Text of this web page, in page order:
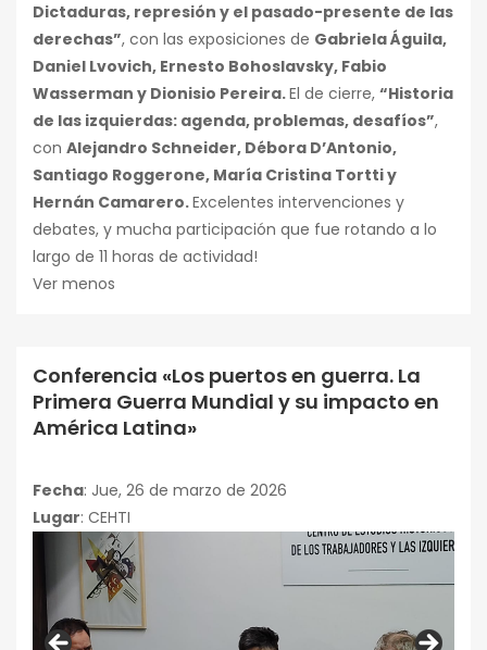
Dictaduras, represión y el pasado-presente de las
derechas”, con las exposiciones de Gabriela Águila,
Daniel Lvovich, Ernesto Bohoslavsky, Fabio
Wasserman y Dionisio Pereira.El de cierre, “Historia
de las izquierdas: agenda, problemas, desafíos”,
con Alejandro Schneider, Débora D’Antonio,
Santiago Roggerone, María Cristina Tortti y
Hernán Camarero.Excelentes intervenciones y
debates, y mucha participación que fue rotando a lo
largo de 11 horas de actividad!
Ver menos
Conferencias
Conferencia «Los puertos en guerra. La
Primera Guerra Mundial y su impacto en
América Latina»
Fecha: Jue, 26 de marzo de 2026
Lugar: CEHTI